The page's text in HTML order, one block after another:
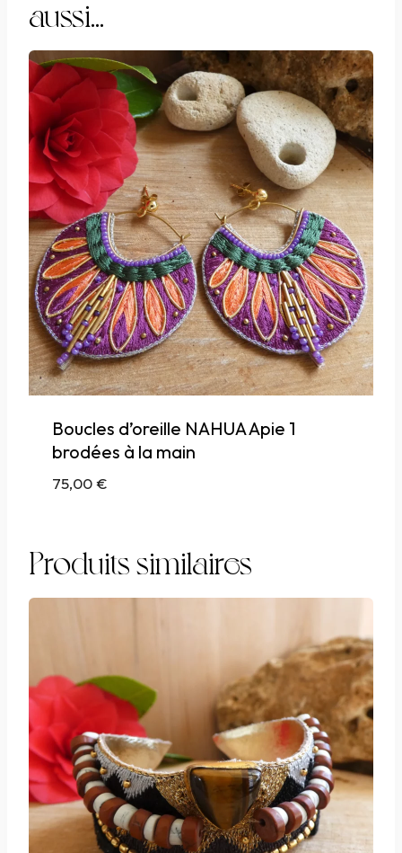
aussi…
Boucles d’oreille NAHUA Apie 1
brodées à la main
75,00€
Produits similaires